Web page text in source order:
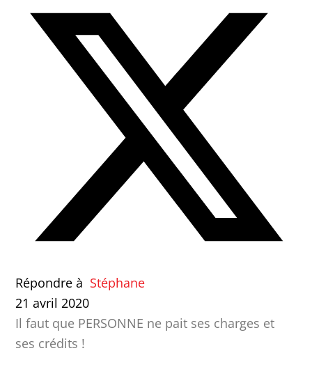
Répondre à Stéphane
21 avril 2020
Il faut que PERSONNE ne pait ses charges et
ses crédits !